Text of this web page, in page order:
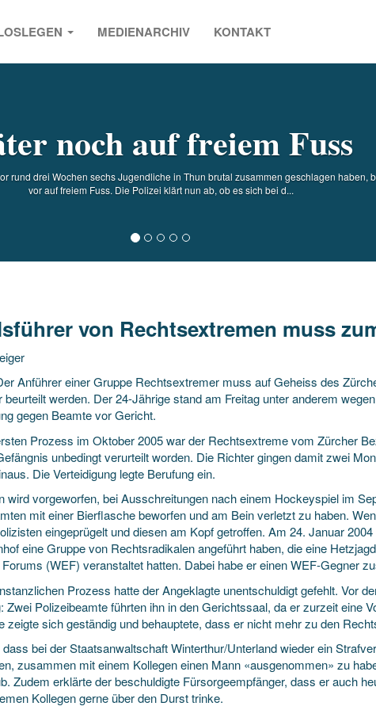
MEDIENARCHIV KONTAKT
noch auf freiem Fuss
rund drei Wochen sechs Jugendliche in Thun brutal zusammen geschlagen haben,
vor auf freiem Fuss. Die Polizei klärt nun ab, ob es sich bei d...
von Rechtsextremen muss
Anführer einer Gruppe Rechtsextremer muss auf Geheiss des
beurteilt werden. Der 24-Jährige stand am Freitag unter anderem
gegen Beamte vor Gericht.
Prozess im Oktober 2005 war der Rechtsextreme vom Zürcher
unbedingt verurteilt worden. Die Richter gingen damit zwei
Die Verteidigung legte Berufung ein.
wird vorgeworfen, bei Ausschreitungen nach einem Hockeyspiel im
mit einer Bierflasche beworfen und am Bein verletzt zu haben.
eingeprügelt und diesen am Kopf getroffen. Am 24. Januar
eine Gruppe von Rechtsradikalen angeführt haben, die eine
(WEF) veranstaltet hatten. Dabei habe er einen WEF-Gegner
Prozess hatte der Angeklagte unentschuldigt gefehlt. Vor
Zwei Polizeibeamte führten ihn in den Gerichtssaal, da er zurzeit eine
zeigte sich geständig und behauptete, dass er nicht mehr zu den
bei der Staatsanwaltschaft Winterthur/Unterland wieder ein
zusammen mit einem Kollegen einen Mann «ausgenommen» zu
Zudem erklärte der beschuldigte Fürsorgeempfänger, dass er auch
Kollegen gerne über den Durst trinke.